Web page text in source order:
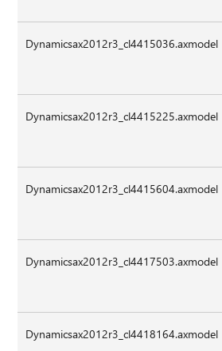
Dynamicsax2012r3_cl4415036.axmodel
Dynamicsax2012r3_cl4415225.axmodel
Dynamicsax2012r3_cl4415604.axmodel
Dynamicsax2012r3_cl4417503.axmodel
Dynamicsax2012r3_cl4418164.axmodel